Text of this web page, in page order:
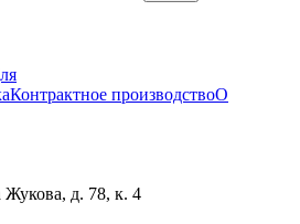
Контрактное производствоО
д. 78, к. 4